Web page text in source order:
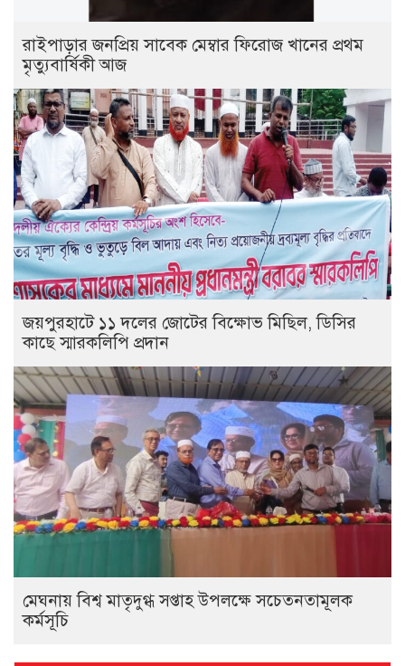
রাইপাড়ার জনপ্রিয় সাবেক মেম্বার ফিরোজ খানের প্রথম
মৃত্যুবার্ষিকী আজ
জয়পুরহাটে ১১ দলের জোটের বিক্ষোভ মিছিল, ডিসির
কাছে স্মারকলিপি প্রদান
মেঘনায় বিশ্ব মাতৃদুগ্ধ সপ্তাহ উপলক্ষে সচেতনতামূলক
কর্মসূচি